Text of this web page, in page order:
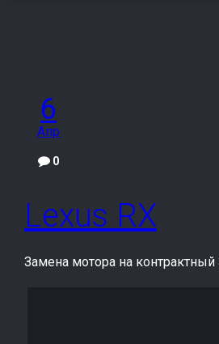
6
Апр
0
Lexus RX
Замена мотора на кон­трактный